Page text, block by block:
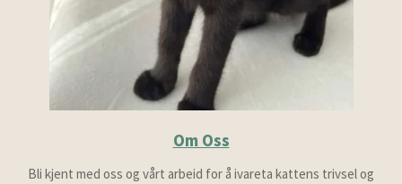
Om Oss
Bli kjent med oss og vårt arbeid for å ivareta kattens trivsel og